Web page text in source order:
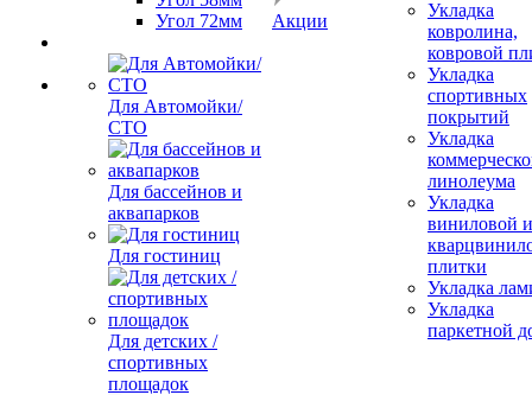
Угол 72мм
Для Автомойки/
СТО
Для бассейнов и
аквапарков
Для гостиниц
Для детских /
спортивных
площадок
Акции
Укладка
ковролина,
ковровой
Укладка
спортивных
покрытий
Укладка
линолеума
Укладка
виниловой и
плитки
Укладка
Укладка
паркетной